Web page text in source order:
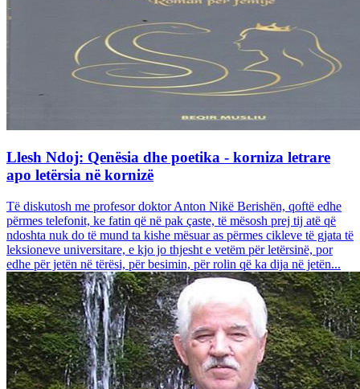
Llesh Ndoj: Qenësia dhe poetika - korniza letrare
apo letërsia në kornizë
Të diskutosh me profesor doktor Anton Nikë Berishën, qoftë edhe
përmes telefonit, ke fatin që në pak çaste, të mësosh prej tij atë që
ndoshta nuk do të mund ta kishe mësuar as përmes cikleve të gjata të
leksioneve universitare, e kjo jo thjesht e vetëm për letërsinë, por
edhe për jetën në tërësi, për besimin, për rolin që ka dija në jetën...